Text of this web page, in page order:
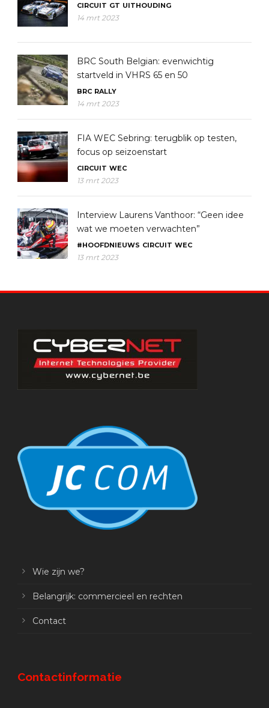
CIRCUIT GT UITHOUDING
14 mrt 2023
BRC South Belgian: evenwichtig
startveld in VHRS 65 en 50
BRC RALLY
14 mrt 2023
FIA WEC Sebring: terugblik op testen,
focus op seizoenstart
CIRCUIT WEC
13 mrt 2023
Interview Laurens Vanthoor: “Geen idee
wat we moeten verwachten”
#HOOFDNIEUWS CIRCUIT WEC
13 mrt 2023
Wie zijn we?
Belangrijk: commercieel en rechten
Contact
Contactinformatie